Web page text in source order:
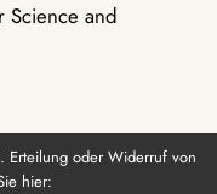
Science and
Erteilung oder Widerruf von
hier: